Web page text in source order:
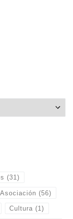
(31)
Asociación (56)
Cultura (1)